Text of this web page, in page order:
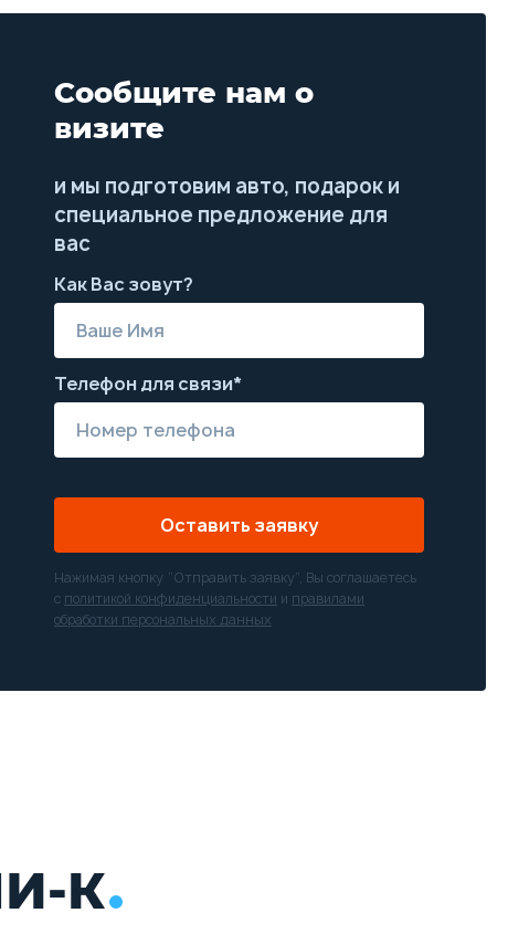
Сообщите нам о
визите
и мы подготовим авто, подарок и
специальное предложение для
вас
Как Вас зовут?
Телефон для связи*
Оставить заявку
Нажимая кнопку “Отправить заявку”, Вы соглашаетесь
с политикой конфиденциальности и правилами
обработки персональных данных
К